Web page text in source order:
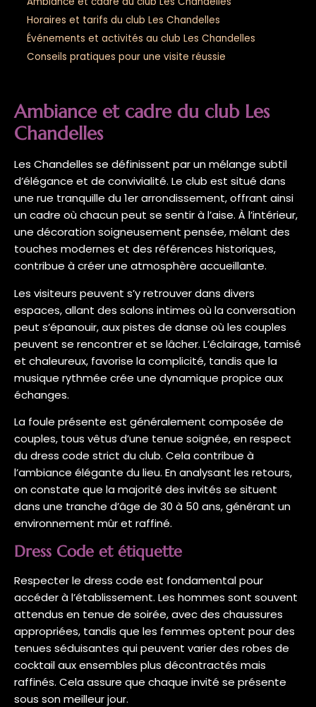
Horaires et tarifs du club Les Chandelles
Événements et activités au club Les Chandelles
Conseils pratiques pour une visite réussie
Ambiance et cadre du club Les
Chandelles
Les Chandelles se définissent par un mélange subtil
d’élégance et de convivialité. Le club est situé dans
une rue tranquille du 1er arrondissement, offrant ainsi
un cadre où chacun peut se sentir à l’aise. À l’intérieur,
une décoration soigneusement pensée, mêlant des
touches modernes et des références historiques,
contribue à créer une atmosphère accueillante.
Les visiteurs peuvent s’y retrouver dans divers
espaces, allant des salons intimes où la conversation
peut s’épanouir, aux pistes de danse où les couples
peuvent se rencontrer et se lâcher. L’éclairage, tamisé
et chaleureux, favorise la complicité, tandis que la
musique rythmée crée une dynamique propice aux
échanges.
La foule présente est généralement composée de
couples, tous vêtus d’une tenue soignée, en respect
du dress code strict du club. Cela contribue à
l’ambiance élégante du lieu. En analysant les retours,
on constate que la majorité des invités se situent
dans une tranche d’âge de 30 à 50 ans, générant un
environnement mûr et raffiné.
Dress Code et étiquette
Respecter le dress code est fondamental pour
accéder à l’établissement. Les hommes sont souvent
attendus en tenue de soirée, avec des chaussures
appropriées, tandis que les femmes optent pour des
tenues séduisantes qui peuvent varier des robes de
cocktail aux ensembles plus décontractés mais
raffinés. Cela assure que chaque invité se présente
sous son meilleur jour.